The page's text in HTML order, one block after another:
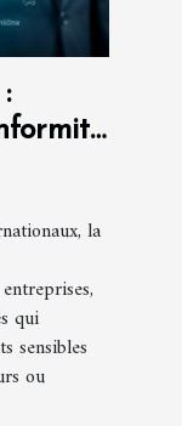
?
la
qui
sensibles
ou